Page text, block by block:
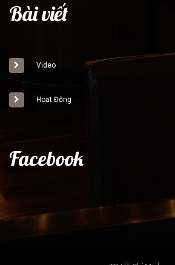
Bài viết
Video
Hoạt Động
Facebook